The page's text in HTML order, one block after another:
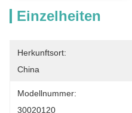
Einzelheiten
Herkunftsort:
China
Modellnummer:
30020120